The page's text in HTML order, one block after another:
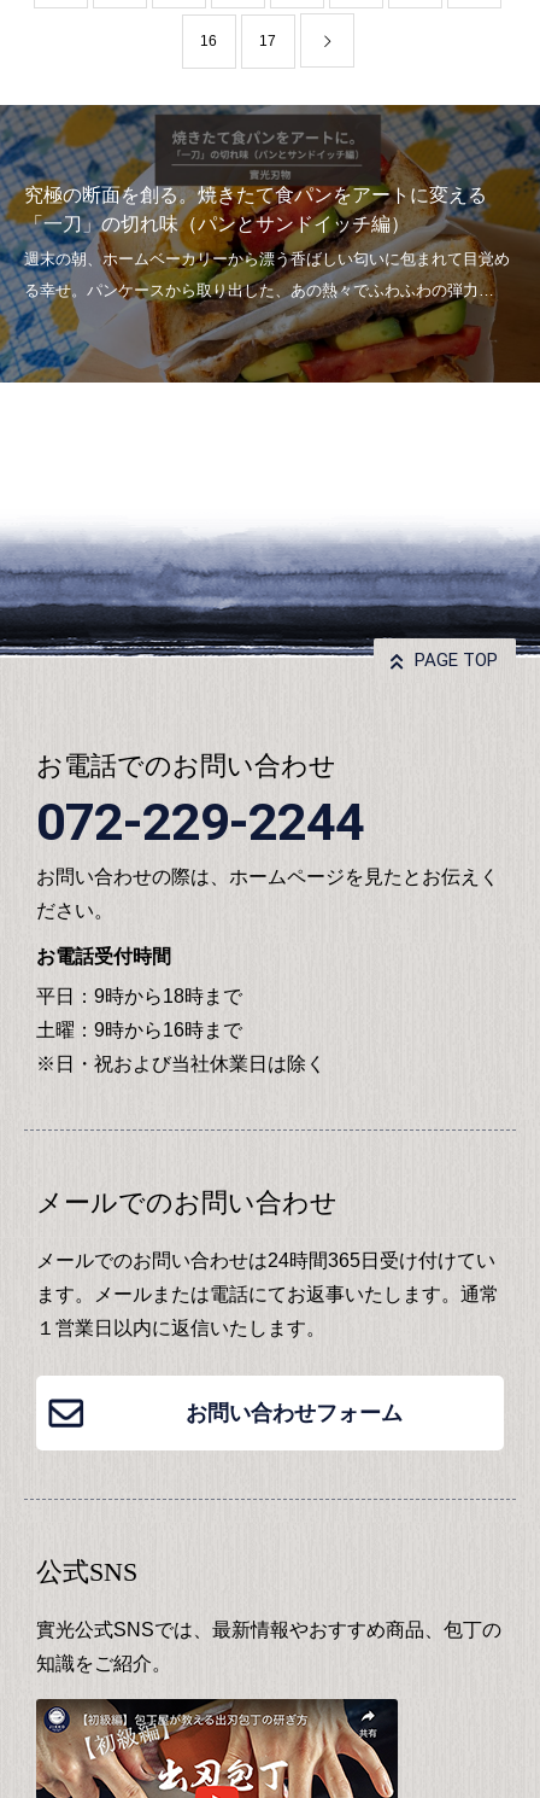
16 17
究極の断面を創る。焼きたて食パンをアートに変える
「一刀」の切れ味（パンとサンドイッチ編）
PAGE TOP
お電話でのお問い合わせ
072-229-2244
お問い合わせの際は、ホームページを見たとお伝えく
ださい。
お電話受付時間
平日：9時から18時まで
土曜：9時から16時まで
※日・祝および当社休業日は除く
メールでのお問い合わせ
メールでのお問い合わせは24時間365日受け付けてい
ます。メールまたは電話にてお返事いたします。通常
１営業日以内に返信いたします。
お問い合わせフォーム
公式SNS
實光公式SNSでは、最新情報やおすすめ商品、包丁の
知識をご紹介。